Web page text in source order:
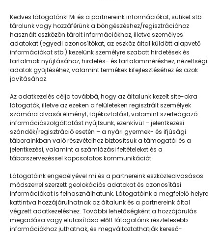
Kedves látogatónk! Mi és a partnereink információkat, sütiket stb.
tárolunk vagy hozzáférünk a böngészéshez/regisztrációhoz
használt eszközön tárolt információkhoz, illetve személyes
adatokat (egyedi azonosítókat, az eszköz által küldött alapvető
információkat stb.) kezelünk személyre szabott hirdetések és
tartalmak nyújtásához, hirdetés- és tartalomméréshez, nézettségi
adatok gyűjtéséhez, valamint termékek kifejlesztéséhez és azok
javításához.
Az adatkezelés célja továbbá, hogy az általunk kezelt site-okra
látogatók, illetve az ezeken a felületeken regisztrált személyek
számára olvasói élményt, tájékoztatást, valamint szerteágazó
információszolgáltatást nyújtsunk, ezenkívül – jelentkezési
szándék/regisztráció esetén – a nyári gyermek- és ifjúsági
táborainkban való részvételhez biztosítsuk a támogatói és a
jelentkezési, valamint a számlázási feltételeket és a
táborszervezéssel kapcsolatos kommunikációt.
Látogatóink engedélyével mi és a partnereink eszközleolvasásos
módszerrel szerzett geolokációs adatokat és azonosítási
információkat is felhasználhatunk. Látogatóink a megfelelő helyre
kattintva hozzájárulhatnak az általunk és a partnereink által
végzett adatkezeléshez. További lehetőségként a hozzájárulás
megadása vagy elutasítása előtt látogatóink részletesebb
információkhoz juthatnak, és megváltoztathatják kereső-
Nem támadt kedvem hazatelefonálni